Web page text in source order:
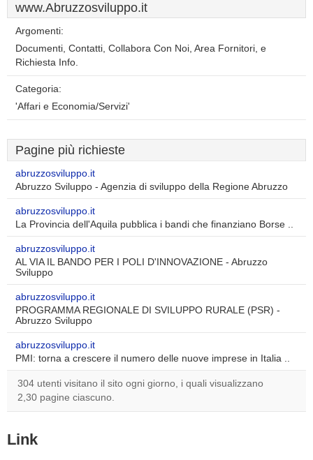
www.Abruzzosviluppo.it
Argomenti:
Documenti, Contatti, Collabora Con Noi, Area Fornitori, e
Richiesta Info.
Categoria:
'Affari e Economia/Servizi'
Pagine più richieste
abruzzosviluppo.it
Abruzzo Sviluppo - Agenzia di sviluppo della Regione Abruzzo
abruzzosviluppo.it
La Provincia dell'Aquila pubblica i bandi che finanziano Borse ..
abruzzosviluppo.it
AL VIA IL BANDO PER I POLI D'INNOVAZIONE - Abruzzo
Sviluppo
abruzzosviluppo.it
PROGRAMMA REGIONALE DI SVILUPPO RURALE (PSR) -
Abruzzo Sviluppo
abruzzosviluppo.it
PMI: torna a crescere il numero delle nuove imprese in Italia ..
304 utenti visitano il sito ogni giorno, i quali visualizzano
2,30 pagine ciascuno.
Link